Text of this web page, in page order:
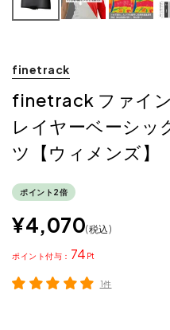
finetrack
finetrack ファイ
レイヤーベーシッ
ツ【ウィメンズ】
ポイント2倍
¥4,070 税込
74
ポイント
1件